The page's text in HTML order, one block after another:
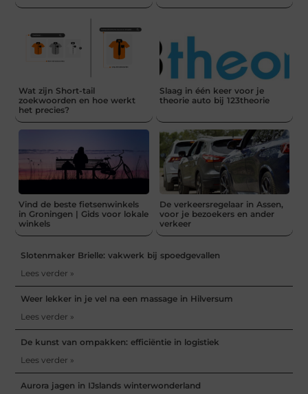
Wat zijn Short-tail
zoekwoorden en hoe werkt
het precies?
Slaag in één keer voor je
theorie auto bij 123theorie
Vind de beste fietsenwinkels
in Groningen | Gids voor lokale
winkels
De verkeersregelaar in Assen,
voor je bezoekers en ander
verkeer
Slotenmaker Brielle: vakwerk bij spoedgevallen
Lees verder »
Weer lekker in je vel na een massage in Hilversum
Lees verder »
De kunst van ompakken: efficiëntie in logistiek
Lees verder »
Aurora jagen in IJslands winterwonderland